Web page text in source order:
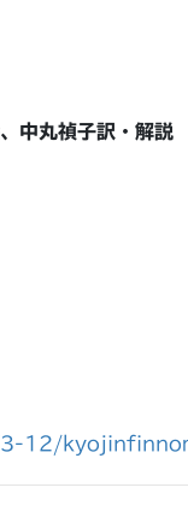
中丸禎子訳・解説
12/